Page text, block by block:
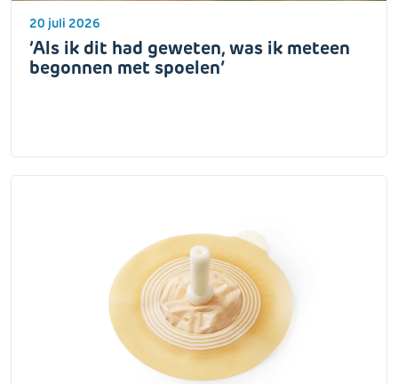
20 juli 2026
‘Als ik dit had geweten, was ik meteen
begonnen met spoelen’